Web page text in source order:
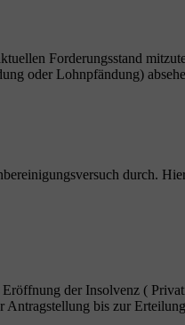
Forderungsstand
oder Lohnpfändung)
durch.
der Insolvenz (
bis zur